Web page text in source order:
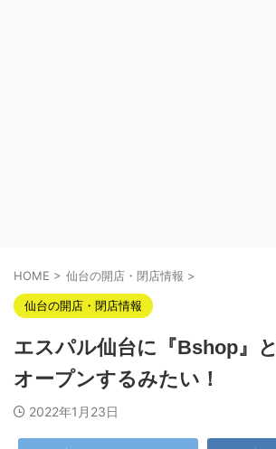
HOME > 仙台の開店・閉店情報 >
仙台の開店・閉店情報
エスパル仙台に『Bshop』
オープンするみたい！
2022年1月23日